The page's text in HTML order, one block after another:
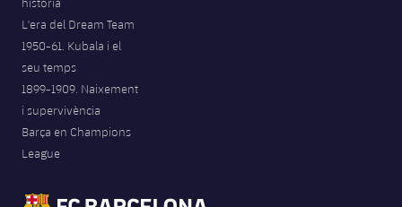
L'era del Dream Team
1950-61. Kubala i el
seu temps
1899-1909. Naixement
i supervivència
Barça en Champions
League